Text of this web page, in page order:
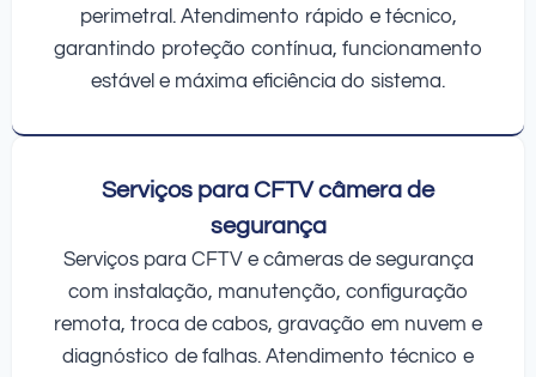
perimetral. Atendimento rápido e técnico,
garantindo proteção contínua, funcionamento
estável e máxima eficiência do sistema.
Serviços para CFTV câmera de
segurança
Serviços para CFTV e câmeras de segurança
com instalação, manutenção, configuração
remota, troca de cabos, gravação em nuvem e
diagnóstico de falhas. Atendimento técnico e